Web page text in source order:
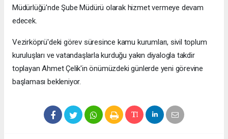
Müdürlüğü'nde Şube Müdürü olarak hizmet vermeye devam
edecek.
Vezirköprü'deki görev süresince kamu kurumları, sivil toplum
kuruluşları ve vatandaşlarla kurduğu yakın diyalogla takdir
toplayan Ahmet Çelik'in önümüzdeki günlerde yeni görevine
başlaması bekleniyor.